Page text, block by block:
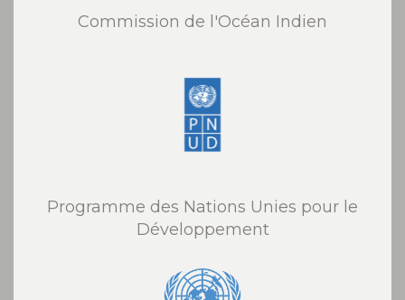
Commission de l'Océan Indien
Programme des Nations Unies pour le
Développement